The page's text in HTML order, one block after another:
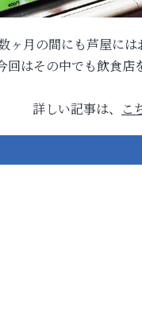
ヶ月の間にも芦屋には
回はその中でも飲食店
詳しい記事は、
こ